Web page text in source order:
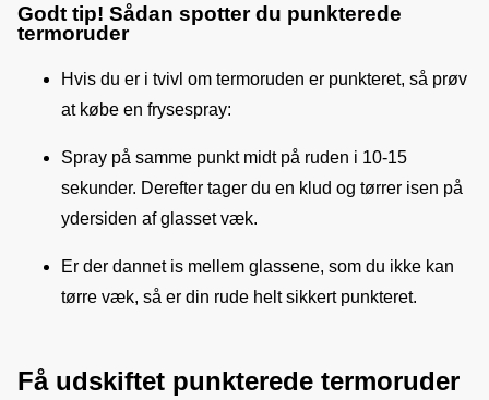
Godt tip! Sådan spotter du punkterede
termoruder
Hvis du er i tvivl om termoruden er punkteret, så prøv
at købe en frysespray:
Spray på samme punkt midt på ruden i 10-15
sekunder. Derefter tager du en klud og tørrer isen på
ydersiden af glasset væk.
Er der dannet is mellem glassene, som du ikke kan
tørre væk, så er din rude helt sikkert punkteret.
Få udskiftet punkterede termoruder